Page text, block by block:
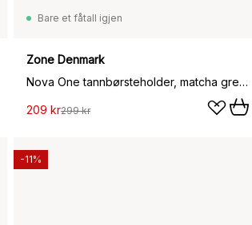
Bare et fåtall igjen
Zone Denmark
Nova One tannbørsteholder, matcha green
209 kr299 kr
-11%